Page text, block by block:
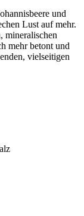
und
Lust auf mehr.
mineralischen
mehr betont und
vielseitigen